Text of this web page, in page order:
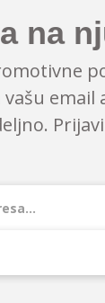
na
email